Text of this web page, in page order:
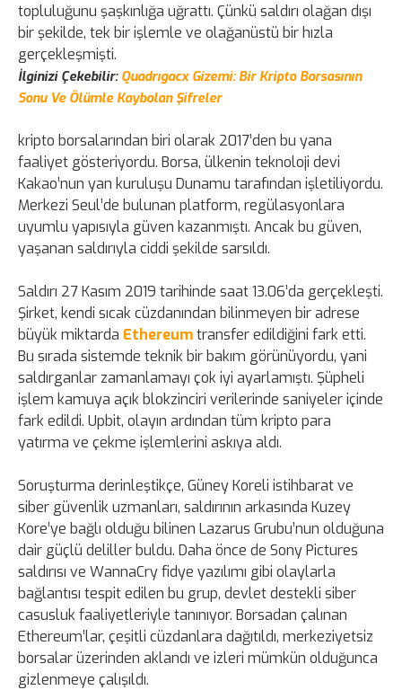
topluluğunu şaşkınlığa uğrattı. Çünkü saldırı olağan dışı
bir şekilde, tek bir işlemle ve olağanüstü bir hızla
gerçekleşmişti.
İlginizi Çekebilir: Quadrıgacx Gizemi: Bir Kripto Borsasının
Sonu Ve Ölümle Kaybolan Şifreler
kripto borsalarından biri olarak 2017’den bu yana
faaliyet gösteriyordu. Borsa, ülkenin teknoloji devi
Kakao’nun yan kuruluşu Dunamu tarafından işletiliyordu.
Merkezi Seul’de bulunan platform, regülasyonlara
uyumlu yapısıyla güven kazanmıştı. Ancak bu güven,
yaşanan saldırıyla ciddi şekilde sarsıldı.
Saldırı 27 Kasım 2019 tarihinde saat 13.06’da gerçekleşti.
Şirket, kendi sıcak cüzdanından bilinmeyen bir adrese
büyük miktarda Ethereumtransfer edildiğini fark etti.
Bu sırada sistemde teknik bir bakım görünüyordu, yani
saldırganlar zamanlamayı çok iyi ayarlamıştı. Şüpheli
işlem kamuya açık blokzinciri verilerinde saniyeler içinde
fark edildi. Upbit, olayın ardından tüm kripto para
yatırma ve çekme işlemlerini askıya aldı.
Soruşturma derinleştikçe, Güney Koreli istihbarat ve
siber güvenlik uzmanları, saldırının arkasında Kuzey
Kore’ye bağlı olduğu bilinen Lazarus Grubu’nun olduğuna
dair güçlü deliller buldu. Daha önce de Sony Pictures
saldırısı ve WannaCry fidye yazılımı gibi olaylarla
bağlantısı tespit edilen bu grup, devlet destekli siber
casusluk faaliyetleriyle tanınıyor. Borsadan çalınan
Ethereum’lar, çeşitli cüzdanlara dağıtıldı, merkeziyetsiz
borsalar üzerinden aklandı ve izleri mümkün olduğunca
gizlenmeye çalışıldı.